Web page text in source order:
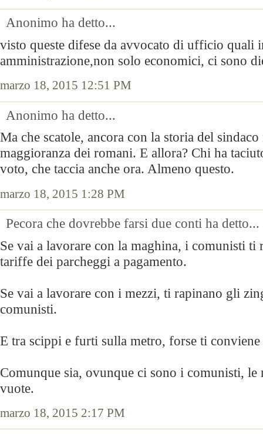
Anonimo ha detto...
visto queste difese da avvocato di ufficio quali
amministrazione,non solo economici, ci sono
marzo 18, 2015 12:51 PM
Anonimo ha detto...
Ma che scatole, ancora con la storia del
maggioranza dei romani. E allora? Chi ha
voto, che taccia anche ora. Almeno questo.
marzo 18, 2015 1:28 PM
Pecora che dovrebbe farsi due conti ha detto...
Se vai a lavorare con la maghina, i comunisti ti
tariffe dei parcheggi a pagamento.
Se vai a lavorare con i mezzi, ti rapinano gli
comunisti.
E tra scippi e furti sulla metro, forse ti
Comunque sia, ovunque ci sono i comunisti, le
vuote.
marzo 18, 2015 2:17 PM